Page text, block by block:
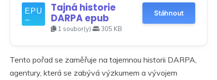
Tajná historie
DARPA epub
1 soubor(y) 305 KB
Stáhnout
Tento pořad se zaměřuje na tajemnou historii DARPA,
agentury, která se zabývá výzkumem a vývojem